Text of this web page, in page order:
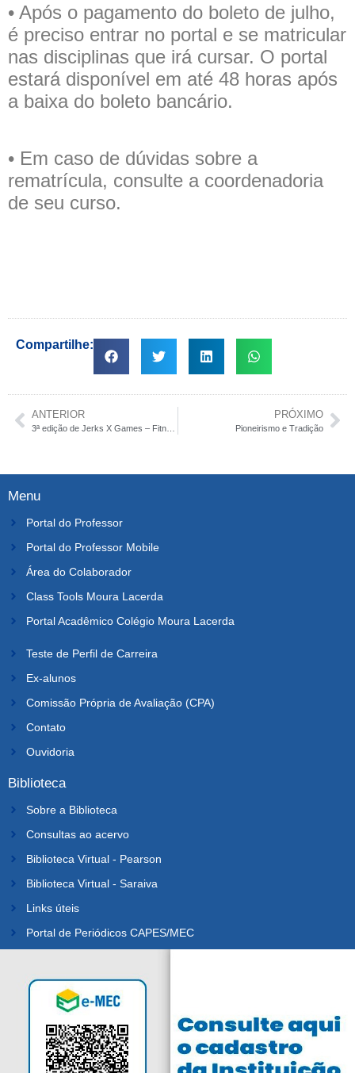
• Após o pagamento do boleto de julho,
é preciso entrar no portal e se matricular
nas disciplinas que irá cursar. O portal
estará disponível em até 48 horas após
a baixa do boleto bancário.
• Em caso de dúvidas sobre a
rematrícula, consulte a coordenadoria
de seu curso.
Compartilhe:
ANTERIOR PRÓXIMO
Pioneirismo e Tradição
Menu
Portal do Professor
Portal do Professor Mobile
Área do Colaborador
Class Tools Moura Lacerda
Portal Acadêmico Colégio Moura Lacerda
Teste de Perfil de Carreira
Ex-alunos
Comissão Própria de Avaliação (CPA)
Contato
Ouvidoria
Biblioteca
Sobre a Biblioteca
Consultas ao acervo
Biblioteca Virtual - Pearson
Biblioteca Virtual - Saraiva
Links úteis
Portal de Periódicos CAPES/MEC